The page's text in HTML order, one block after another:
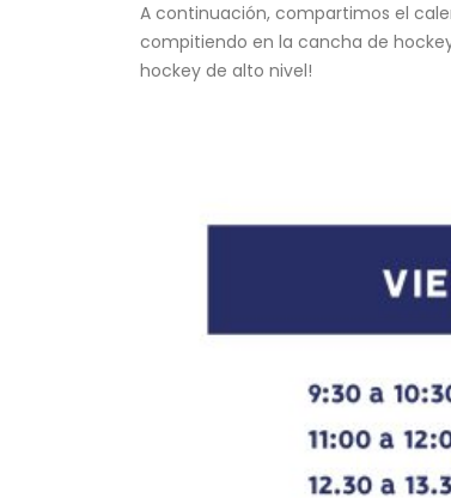
A continuación, compartimos el
compitiendo en la cancha de
hockey de alto nivel!